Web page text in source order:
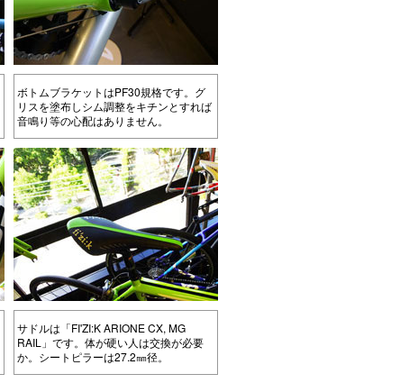
ボトムブラケットはPF30規格です。グ
リスを塗布しシム調整をキチンとすれば
音鳴り等の心配はありません。
サドルは「FI'ZI:K ARIONE CX, MG
RAIL」です。体が硬い人は交換が必要
か。シートピラーは27.2㎜径。